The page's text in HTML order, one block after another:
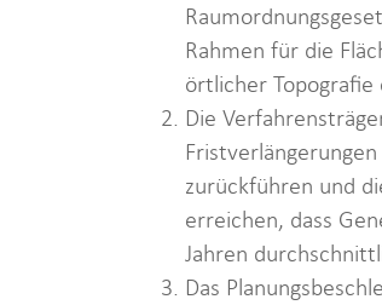
Rahmen für die
örtlicher
Die
zurückführen und
erreichen, dass
Jahren
Das